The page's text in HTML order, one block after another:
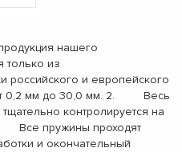
нашего
только из
российского и европейского
0,2 мм до 30,0 мм. 2. Весь
контролируется на
Все пружины проходят
и окончательный